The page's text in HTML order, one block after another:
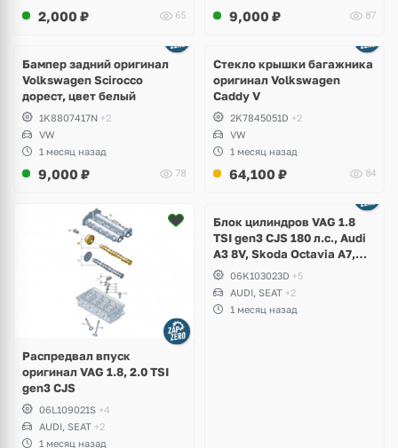
2,000 ₽ 65 9,000 ₽ 87
Бампер задний оригинал
Volkswagen Scirocco
дорест, цвет белый
1K8807417N +2
VW
1 месяц назад
9,000 ₽ 78
Стекло крышки багажника
оригинал Volkswagen
Caddy V
2K7845051D +2
VW
1 месяц назад
64,100 ₽ 84
Распредвал впуск
оригинал VAG 1.8, 2.0 TSI
gen3 CJS
06L109021S +4
AUDI, SEAT +2
1 месяц назад
2 фото
Блок цилиндров VAG 1.8
TSI gen3 CJS 180 л.с., Audi
A3 8V, Skoda Octavia A7,
Superb, Volkswagen Passat
B8, Golf VII Alltrack, Seat
Leon
06K103023D +5
AUDI, SEAT +2
1 месяц назад